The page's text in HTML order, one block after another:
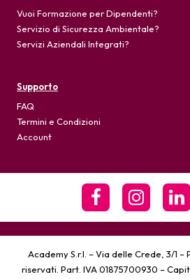
Vuoi Formazione per Dipendenti?
Servizio di Sicurezza Ambientale?
Servizi Aziendali Integrati?
Supporto
FAQ
Termini e Condizioni
Account
Academy S.r.l. – Via delle Crede, 3/1 –
riservati. Part. IVA 01875700930 –